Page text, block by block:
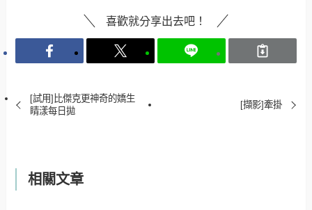
喜歡就分享出去吧！
[試用]比傑克更神奇的嬌生
睛漾每日拋
[擷影]牽掛
相關文章